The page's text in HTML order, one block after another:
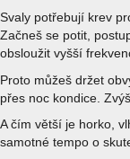
Svaly potřebují krev
Začneš se potit,
obsloužit vyšší
Proto můžeš držet
přes noc kondice.
A čím větší je horko,
samotné tempo o